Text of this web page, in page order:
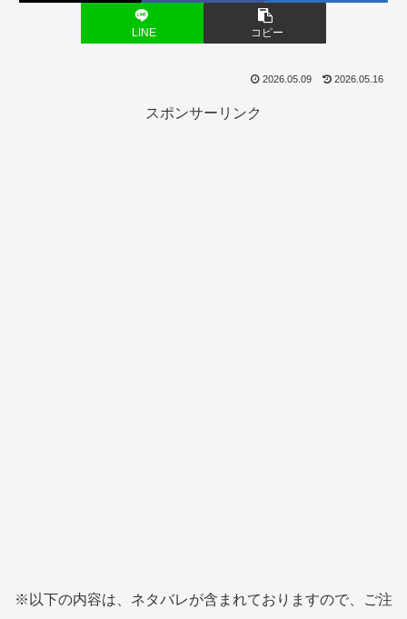
LINE コピー
2026.05.09 2026.05.16
スポンサーリンク
※以下の内容は、ネタバレが含まれておりますので、ご注